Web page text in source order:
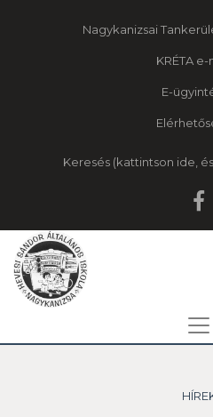
Nagykanizsai
KRÉTA
E-
Keresés